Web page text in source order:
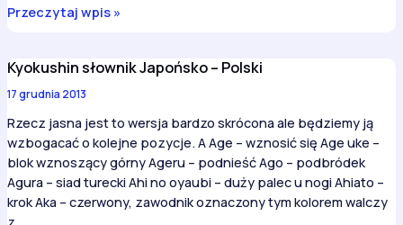
Motta
Przeczytaj wpis »
Kyokushin słownik Japońsko – Polski
17 grudnia 2013
Rzecz jasna jest to wersja bardzo skrócona ale będziemy ją
wzbogacać o kolejne pozycje. A Age – wznosić się Age uke –
blok wznoszący górny Ageru – podnieść Ago – podbródek
Agura – siad turecki Ahi no oyaubi – duży palec u nogi Ahiato –
krok Aka – czerwony, zawodnik oznaczony tym kolorem walczy
z